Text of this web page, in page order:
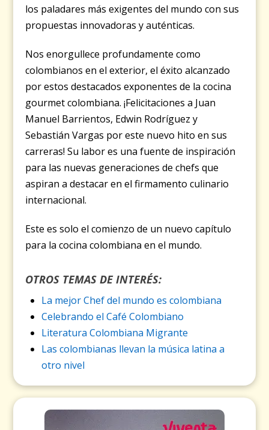
los paladares más exigentes del mundo con sus
propuestas innovadoras y auténticas.
Nos enorgullece profundamente como
colombianos en el exterior, el éxito alcanzado
por estos destacados exponentes de la cocina
gourmet colombiana. ¡Felicitaciones a Juan
Manuel Barrientos, Edwin Rodríguez y
Sebastián Vargas por este nuevo hito en sus
carreras! Su labor es una fuente de inspiración
para las nuevas generaciones de chefs que
aspiran a destacar en el firmamento culinario
internacional.
Este es solo el comienzo de un nuevo capítulo
para la cocina colombiana en el mundo.
OTROS TEMAS DE INTERÉS:
La mejor Chef del mundo es colombiana
Celebrando el Café Colombiano
Literatura Colombiana Migrante
Las colombianas llevan la música latina a
otro nivel